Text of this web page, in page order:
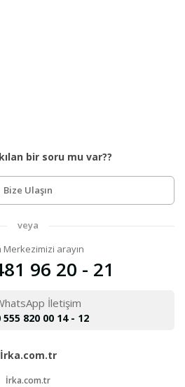
bir soru mu var??
Bize Ulaşın
veya
Merkezimizi arayın
96 20 - 21
İletişim
555 820 00 14 - 12
İrka.com.tr
İrka.com.tr